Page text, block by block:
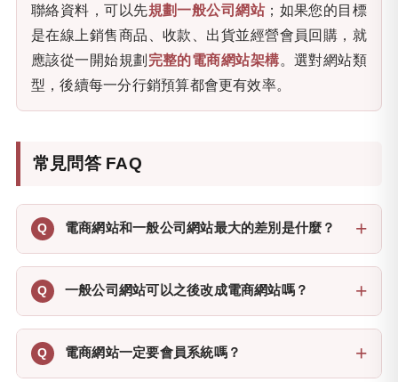
聯絡資料，可以先規劃一般公司網站 ；如果您的目標
是在線上銷售商品、收款、出貨並經營會員回購，就
應該從一開始規劃 完整的電商網站架構。選對網站類
型，後續每一分行銷預算都會更有效率。
常見問答 FAQ
電商網站和一般公司網站最大的差別是什麼？
一般公司網站可以之後改成電商網站嗎？
電商網站一定要會員系統嗎？